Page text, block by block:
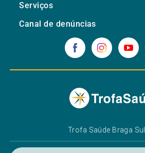
Serviços
Canal de denúncias
Trofa Saúde Braga Sul